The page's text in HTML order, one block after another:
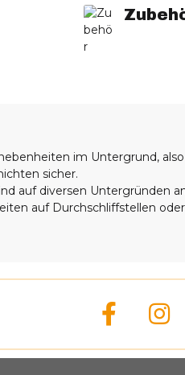
im Untergrund,
sicher.
auf diversen Untergründen
auf Durchschliffstellen